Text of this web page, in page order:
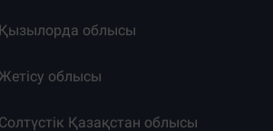
Қызылорда облысы
Жетісу облысы
Солтүстік Қазақстан облысы